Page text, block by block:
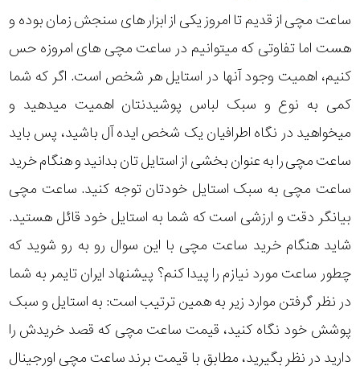
ساعت مچی از قدیم تا امروز یکی از ابزار های سنجش زمان بوده و
هست اما تفاوتی که میتوانیم در ساعت مچی های امروزه حس
کنیم، اهمیت وجود آنها در استایل هر شخص است. اگر که شما
کمی به نوع و سبک لباس پوشیدنتان اهمیت میدهید و
میخواهید در نگاه اطرافیان یک شخص ایده آل باشید، پس باید
ساعت مچی را به عنوان بخشی از استایل تان بدانید و هنگام خرید
ساعت مچی به سبک استایل خودتان توجه کنید. ساعت مچی
بیانگر دقت و ارزشی است که شما به استایل خود قائل هستید.
شاید هنگام خرید ساعت مچی با این سوال رو به رو شوید که
چطور ساعت مورد نیازم را پیدا کنم؟ پیشنهاد ایران تایمر به شما
در نظر گرفتن موارد زیر به همین ترتیب است: به استایل و سبک
پوشش خود نگاه کنید، قیمت ساعت مچی که قصد خریدش را
دارید در نظر بگیرید، مطابق با قیمت برند ساعت مچی اورجینال
پیلار
لیکوپر
آدیداس
متی
دنیل
گورمن
جنسیت
استایل
محدوده
عرض